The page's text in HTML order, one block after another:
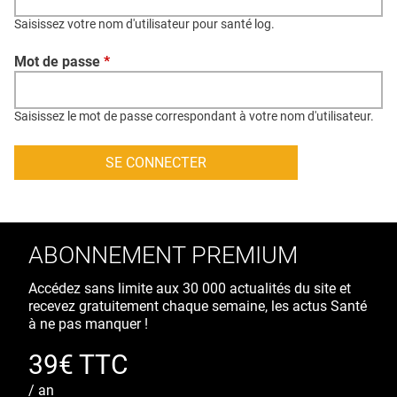
CONTACT
CRÉDITS
Saisissez votre nom d'utilisateur pour santé log.
Mot de passe *
Saisissez le mot de passe correspondant à votre nom d'utilisateur.
ABONNEMENT PREMIUM
Accédez sans limite aux 30 000 actualités du site et
recevez gratuitement chaque semaine, les actus Santé
à ne pas manquer !
39€ TTC
/ an